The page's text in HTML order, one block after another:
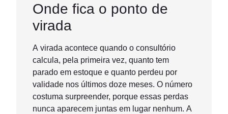
Onde fica o ponto de
virada
A virada acontece quando o consultório
calcula, pela primeira vez, quanto tem
parado em estoque e quanto perdeu por
validade nos últimos doze meses. O número
costuma surpreender, porque essas perdas
nunca aparecem juntas em lugar nenhum. A